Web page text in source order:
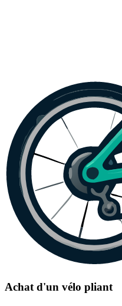
Achat d'un vélo pliant